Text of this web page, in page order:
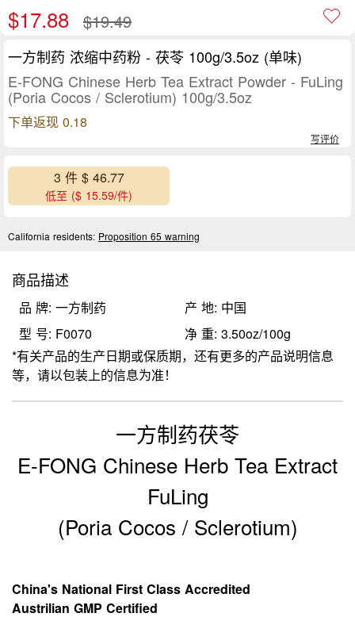
$17.88 $19.49
一方制药 浓缩中药粉 - 茯苓 100g/3.5oz (单味)
E-FONG Chinese Herb Tea Extract Powder - FuLing
(Poria Cocos / Sclerotium) 100g/3.5oz
下单返现 0.18
写评价
3 件 $ 46.77
低至 ($ 15.59/件)
California residents: Proposition 65 warning
商品描述
品 牌: 一方制药
产 地: 中国
型 号: F0070
净 重: 3.50oz/100g
*有关产品的生产日期或保质期，还有更多的产品说明信息
等，请以包装上的信息为准！
一方制药茯苓
E-FONG Chinese Herb Tea Extract
FuLing
(Poria Cocos / Sclerotium)
China's National First Class Accredited
Austrilian GMP Certified